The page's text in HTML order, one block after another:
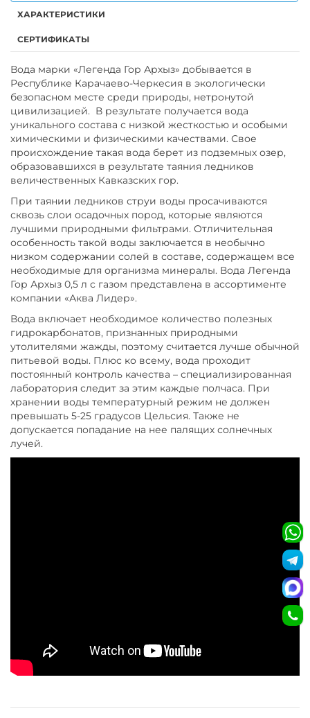
ХАРАКТЕРИСТИКИ
СЕРТИФИКАТЫ
Вода марки «Легенда Гор Архыз» добывается в
Республике Карачаево-Черкесия в экологически
безопасном месте среди природы, нетронутой
цивилизацией. В результате получается вода
уникального состава с низкой жесткостью и особыми
химическими и физическими качествами. Свое
происхождение такая вода берет из подземных озер,
образовавшихся в результате таяния ледников
величественных Кавказских гор.
При таянии ледников струи воды просачиваются
сквозь слои осадочных пород, которые являются
лучшими природными фильтрами. Отличительная
особенность такой воды заключается в необычно
низком содержании солей в составе, содержащем все
необходимые для организма минералы. Вода Легенда
Гор Архыз 0,5 л с газом представлена в ассортименте
компании «Аква Лидер».
Вода включает необходимое количество полезных
гидрокарбонатов, признанных природными
утолителями жажды, поэтому считается лучше обычной
питьевой воды. Плюс ко всему, вода проходит
постоянный контроль качества – специализированная
лаборатория следит за этим каждые полчаса. При
хранении воды температурный режим не должен
превышать 5-25 градусов Цельсия. Также не
допускается попадание на нее палящих солнечных
лучей.